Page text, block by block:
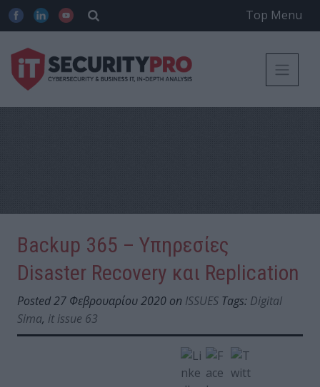
Top Menu
Backup 365 – Υπηρεσίες
Disaster Recovery και Replication
Posted 27 Φεβρουαρίου 2020 on ISSUES Tags: Digital
Sima, it issue 63